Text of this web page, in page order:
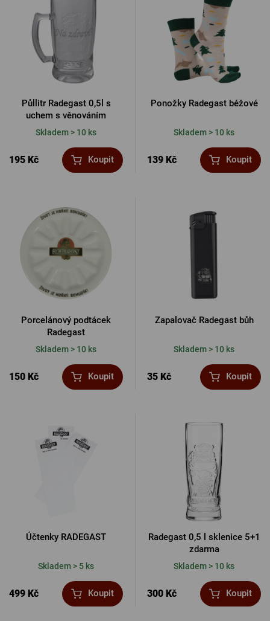
Půllitr Radegast 0,5l s
uchem s věnováním
Skladem > 10 ks
195 Kč Koupit
Ponožky Radegast béžové
Skladem > 10 ks
139 Kč Koupit
Porcelánový podtácek
Radegast
Skladem > 10 ks
150 Kč Koupit
Zapalovač Radegast bůh
Skladem > 10 ks
35 Kč Koupit
Účtenky RADEGAST
Skladem > 5 ks
499 Kč Koupit
Radegast 0,5 l sklenice 5+1
zdarma
Skladem > 10 ks
300 Kč Koupit